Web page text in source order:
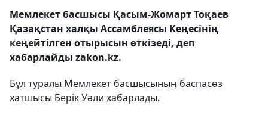
Мемлекет басшысы Қасым-Жомарт Тоқаев
Қазақстан халқы Ассамблеясы Кеңесінің
кеңейтілген отырысын өткізеді, деп
хабарлайды zakon.kz.
Бұл туралы Мемлекет басшысының баспасөз
хатшысы Берік Уәли хабарлады.